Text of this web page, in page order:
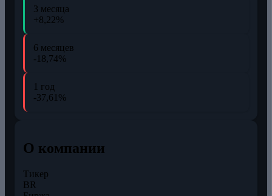
3 месяца
+8,22%
6 месяцев
-18,74%
1 год
-37,61%
О компании
Тикер
BR